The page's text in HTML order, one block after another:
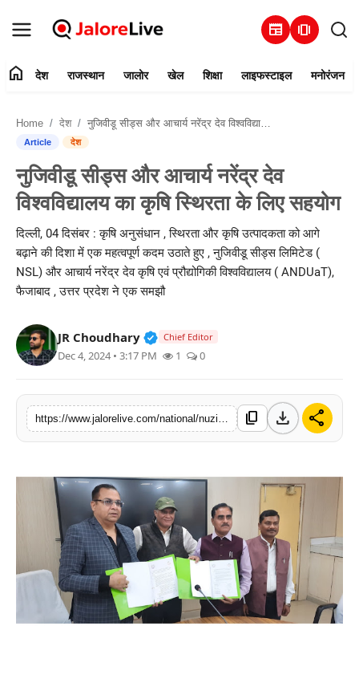
newspaper amp_stories
संपर्क करें
देश
जालोर
खेल
शिक्षा
मनोरंजन
home देश राजस्थान जालोर खेल शिक्षा लाइफस्टाइल मनोरंजन
Home देश नुजिवीडू सीड्स और आचार्य नरेंद्र देव विश्वविद्यालय का कृषि स्थिरता के लिए सहयोग
Article देश
नुजिवीडू सीड्स और आचार्य नरेंद्र देव
विश्वविद्यालय का कृषि स्थिरता के लिए सहयोग
दिल्ली, 04 दिसंबर : कृषि अनुसंधान , स्थिरता और कृषि उत्पादकता को आगे
बढ़ाने की दिशा में एक महत्वपूर्ण कदम उठाते हुए , नुजिवीडू सीड्स लिमिटेड (
NSL) और आचार्य नरेंद्र देव कृषि एवं प्रौद्योगिकी विश्वविद्यालय ( ANDUaT),
फैजाबाद , उत्तर प्रदेश ने एक समझौ
JR Choudhary Verified Public Figure • 30 Mar,
Chief Editor
Dec 4, 2024 • 3:17 PM 1 0
content_copy download share